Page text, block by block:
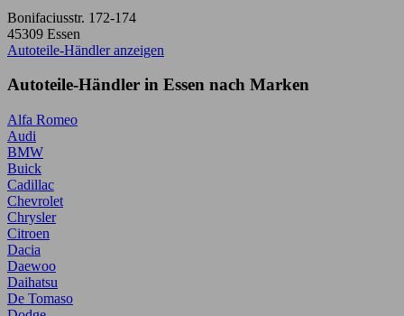
Bonifaciusstr. 172-174
45309 Essen
Autoteile-Händler anzeigen
Autoteile-Händler in Essen nach Marken
Alfa Romeo
Audi
BMW
Buick
Cadillac
Chevrolet
Chrysler
Citroen
Dacia
Daewoo
Daihatsu
De Tomaso